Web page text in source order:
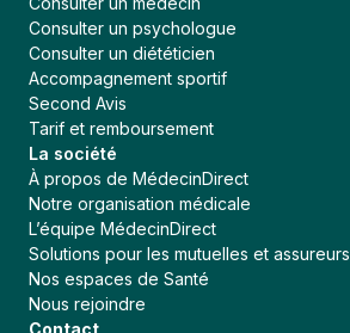
Consulter un psychologue
Consulter un diététicien
Accompagnement sportif
Second Avis
Tarif et remboursement
La société
À propos de MédecinDirect
Notre organisation médicale
L’équipe MédecinDirect
Solutions pour les mutuelles et assureurs
Nos espaces de Santé
Nous rejoindre
Contact